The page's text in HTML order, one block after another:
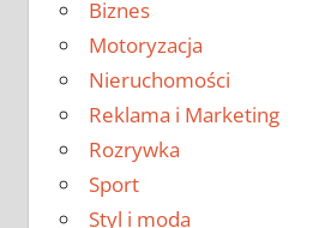
Biznes
Motoryzacja
Nieruchomości
Reklama i Marketing
Rozrywka
Sport
Styl i moda